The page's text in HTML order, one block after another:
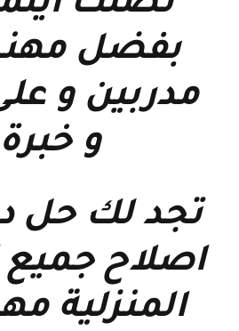
بفضل
مدربين و
و خبرة
تجد لك حل
اصلاح جميع
المنزلية